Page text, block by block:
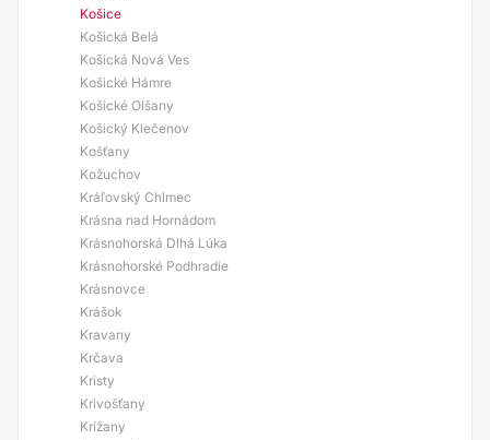
Košice
Košická Belá
Košická Nová Ves
Košické Hámre
Košické Olšany
Košický Klečenov
Košťany
Kožuchov
Kráľovský Chlmec
Krásna nad Hornádom
Krásnohorská Dlhá Lúka
Krásnohorské Podhradie
Krásnovce
Krášok
Kravany
Krčava
Kristy
Krivošťany
Krížany